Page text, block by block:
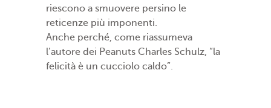
riescono a smuovere persino le
reticenze più imponenti.
Anche perché, come riassumeva
l’autore dei Peanuts Charles Schulz, “la
felicità è un cucciolo caldo”.